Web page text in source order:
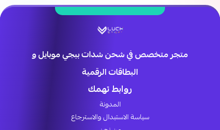
متجر متخصص في شحن شدات ببجي موبايل و
البطاقات الرقمية
روابط تهمك
المدونة
سياسة الاستبدال والاسترجاع